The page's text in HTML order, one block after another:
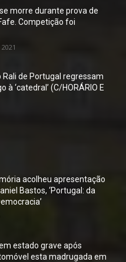
morre durante prova de
Competição foi
Rali de Portugal regressam
à ‘catedral’ (C/HORÁRIO E
acolheu apresentação
Bastos, ‘Portugal: da
estado grave após
esta madrugada em